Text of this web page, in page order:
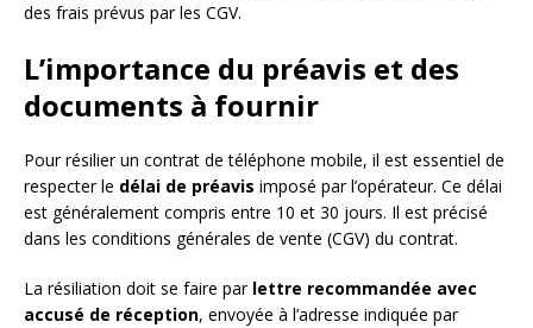
des frais prévus par les CGV.
L’importance du préavis et des
documents à fournir
Pour résilier un contrat de téléphone mobile, il est essentiel de
respecter le délai de préavis imposé par l’opérateur. Ce délai
est généralement compris entre 10 et 30 jours. Il est précisé
dans les conditions générales de vente (CGV) du contrat.
La résiliation doit se faire par lettre recommandée avec
accusé de réception, envoyée à l’adresse indiquée par